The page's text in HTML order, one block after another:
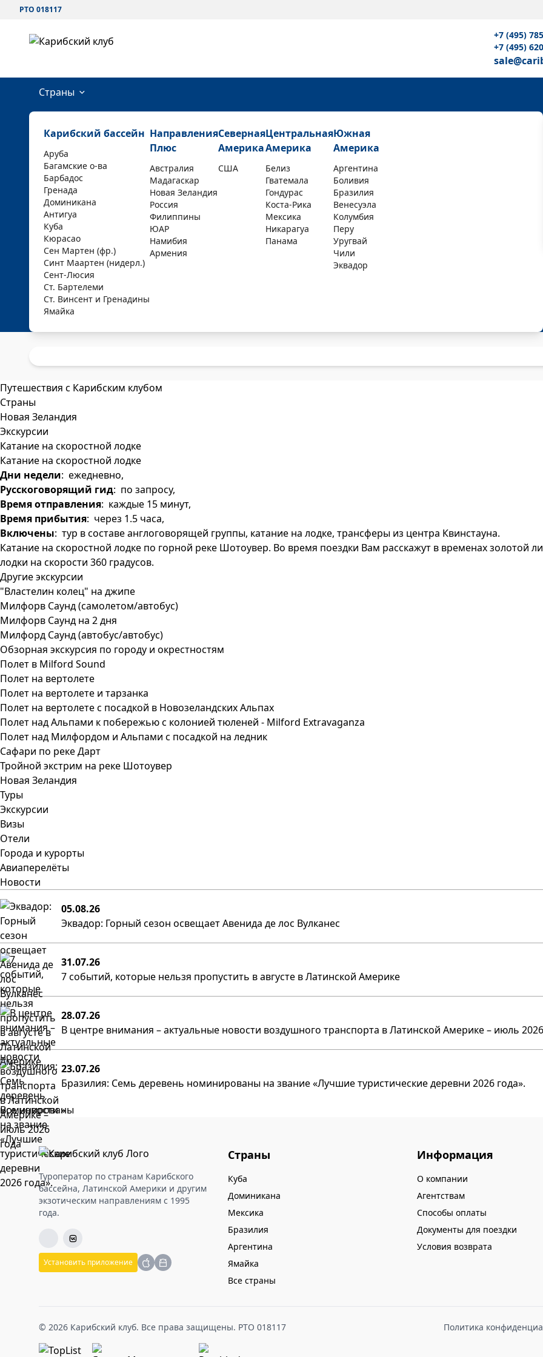
РТО 018117
+7 (495)
+7 (495)
Страны
Карибский бассейн
Аруба
Багамские о-ва
Барбадос
Гренада
Доминикана
Антигуа
Куба
Кюрасао
Сен Мартен (фр.)
Синт Маартен (нидерл.)
Сент-Люсия
Ст. Бартелеми
Ст. Винсент и Гренадины
Ямайка
Направления
Плюс
Австралия
Мадагаскар
Новая Зеландия
Россия
Филиппины
ЮАР
Намибия
Армения
Северная
Америка
США
Центральная
Америка
Белиз
Гватемала
Гондурас
Коста-Рика
Мексика
Никарагуа
Панама
Южная
Америка
Аргентина
Боливия
Бразилия
Венесуэла
Колумбия
Перу
Уругвай
Чили
Эквадор
Путешествия с Карибским клубом
Страны
Новая Зеландия
Экскурсии
Катание на скоростной лодке
Катание на скоростной лодке
Дни недели: ежедневно,
Русскоговорящий гид: по запросу,
Время отправления: каждые 15 минут,
Время прибытия: через 1.5 часа,
Включены: тур в составе англоговорящей группы, катание на лодке, трансферы из центра Квинстауна.
Катание на скоростной лодке по горной реке Шотоувер. Во время поездки Вам расскажут в временах золотой
лодки на скорости 360 градусов.
Другие экскурсии
"Властелин колец" на джипе
Милфорв Саунд (самолетом/автобус)
Милфорв Саунд на 2 дня
Милфорд Саунд (автобус/автобус)
Обзорная экскурсия по городу и окрестностям
Полет в Milford Sound
Полет на вертолете
Полет на вертолете и тарзанка
Полет на вертолете с посадкой в Новозеландских Альпах
Полет над Альпами к побережью с колонией тюленей - Milford Extravaganza
Полет над Милфордом и Альпами с посадкой на ледник
Сафари по реке Дарт
Тройной экстрим на реке Шотоувер
Новая Зеландия
Туры
Экскурсии
Визы
Отели
Города и курорты
Авиаперелёты
Новости
05.08.26
Эквадор: Горный сезон освещает Авенида де лос Вулканес
31.07.26
7 событий, которые нельзя пропустить в августе в Латинской Америке
28.07.26
В центре внимания – актуальные новости воздушного транспорта в Латинской Америке – июль
23.07.26
Бразилия: Семь деревень номинированы на звание «Лучшие туристические деревни 2026 года».
Все новости »
Туроператор по странам Карибского
бассейна, Латинской Америки и другим
экзотическим направлениям с 1995
года.
Установить приложение
Страны
Куба
Доминикана
Мексика
Бразилия
Аргентина
Ямайка
Все страны
Информация
О компании
Агентствам
Способы оплаты
Документы для поездки
Условия возврата
© 2026 Карибский клуб. Все права защищены. РТО 018117 Политика